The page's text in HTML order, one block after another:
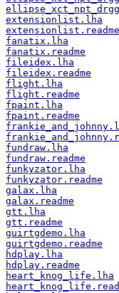
extensionlist.lha
extensionlist.readme
fanatix.lha
fanatix.readme
fileidex.lha
fileidex.readme
flight.lha
flight.readme
fpaint.lha
fpaint.readme
fundraw.lha
fundraw.readme
funkyzator.lha
funkyzator.readme
galax.lha
galax.readme
gtt.lha
gtt.readme
guirtgdemo.lha
guirtgdemo.readme
hdplay.lha
hdplay.readme
heart_knog_life.lha